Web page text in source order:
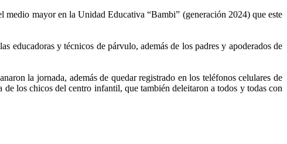
mayor en la Unidad Educativa “Bambi” (generación 2024) que este
educadoras y técnicos de párvulo, además de los padres y apoderados de
la jornada, además de quedar registrado en los teléfonos celulares de
de los chicos del centro infantil, que también deleitaron a todos y todas con